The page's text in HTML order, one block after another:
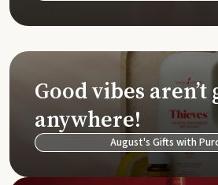
Good vibes aren’t
anywhere!
August's Gifts with